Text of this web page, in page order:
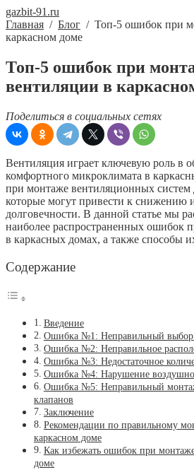
gazbit-91.ru
Главная / Блог / Топ-5 ошибок при
каркасном доме
Топ-5 ошибок при
вентиляции в
Поделиться в социальных сетях
Вентиляция играет ключевую роль в
комфортного микроклимата в
при монтаже вентиляционных
которые могут привести к снижению
долговечности. В данной статье мы
наиболее распространенных ошибок
в каркасных домах, а также способы
Содержание
Введение
Ошибка №1: Неправильный выбор
Ошибка №2: Неправильное
Ошибка №3: Недостаточное
Ошибка №4: Нарушение
Ошибка №5: Неправильный
клапанов
Заключение
Рекомендации по правильному
каркасном доме
Как избежать ошибок при
доме